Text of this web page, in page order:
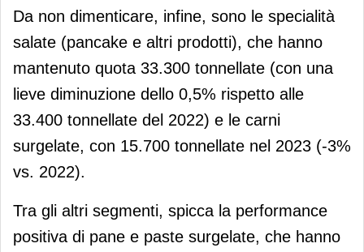
Da non dimenticare, infine, sono le specialità
salate (pancake e altri prodotti), che hanno
mantenuto quota 33.300 tonnellate (con una
lieve diminuzione dello 0,5% rispetto alle
33.400 tonnellate del 2022) e le carni
surgelate, con 15.700 tonnellate nel 2023 (-3%
vs. 2022).
Tra gli altri segmenti, spicca la performance
positiva di pane e paste surgelate, che hanno